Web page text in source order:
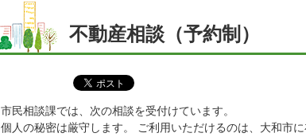
不動産相談（予約制）
市民相談課では、次の相談を受付けています。
個人の秘密は厳守します。 ご利用いただけるのは、大和市に